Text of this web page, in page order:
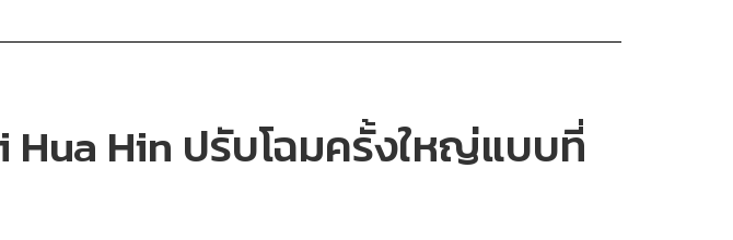
Hua Hin ปรับโฉมครั้งใหญ่แบบที่